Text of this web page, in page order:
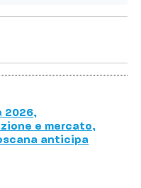
2026,
e mercato,
anticipa